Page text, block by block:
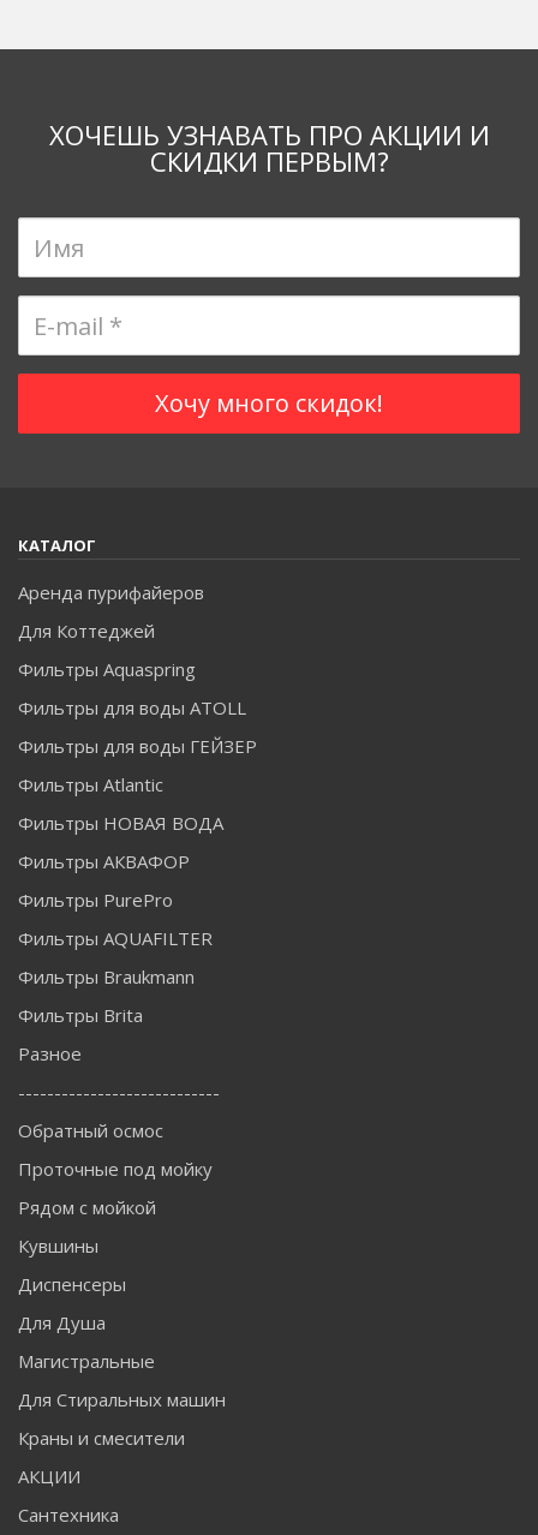
ХОЧЕШЬ УЗНАВАТЬ ПРО АКЦИИ И
СКИДКИ ПЕРВЫМ?
КАТАЛОГ
Аренда пурифайеров
Для Коттеджей
Фильтры Aquaspring
Фильтры для воды ATOLL
Фильтры для воды ГЕЙЗЕР
Фильтры Atlantic
Фильтры НОВАЯ ВОДА
Фильтры АКВАФОР
Фильтры PurePro
Фильтры AQUAFILTER
Фильтры Braukmann
Фильтры Brita
Разное
----------------------------
Обратный осмос
Проточные под мойку
Рядом с мойкой
Кувшины
Диспенсеры
Для Душа
Магистральные
Для Стиральных машин
Краны и смесители
АКЦИИ
Сантехника